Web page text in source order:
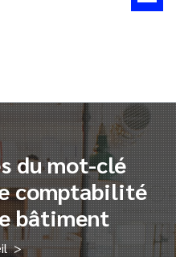
du mot-clé
comptabilité
bâtiment
>